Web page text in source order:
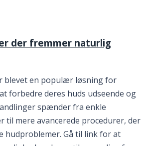
der fremmer naturlig
blevet en populær løsning for
forbedre deres huds udseende og
spænder fra enkle
til mere avancerede procedurer, der
hudproblemer. Gå til link for at